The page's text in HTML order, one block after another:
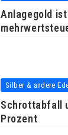
Anlagegold ist
Silber & andere
Schrottabfall
Prozent